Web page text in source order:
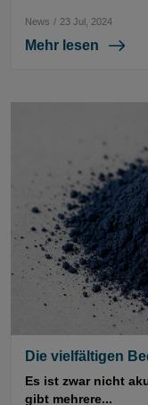
News / 23 Jul, 2024
Mehr lesen
Die vielfältigen
Es ist zwar nicht
gibt mehrere...